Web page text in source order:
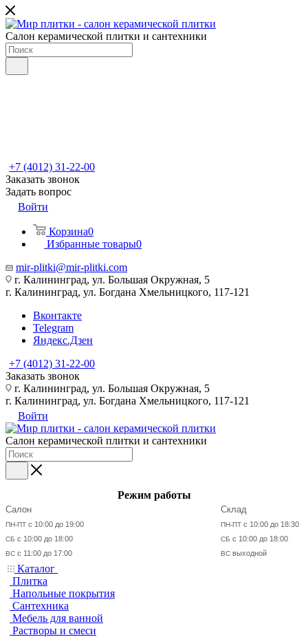
Салон керамической плитки и сантехники
+7 (4012) 31-22-00
Заказать звонок
Задать вопрос
Войти
Корзина0
Избранные товары0
mir-plitki@mir-plitki.com
г. Калининград, ул. Большая Окружная, 5
г. Калининград, ул. Богдана Хмельницкого, 117-121
Вконтакте
Telegram
Яндекс.Дзен
+7 (4012) 31-22-00
Заказать звонок
г. Калининград, ул. Большая Окружная, 5
г. Калининград, ул. Богдана Хмельницкого, 117-121
Войти
Салон керамической плитки и сантехники
Режим работы
Салон
ПН-ПТ с 10:00 до 19:00
СБ с 10:00 до 18:00
ВС с 11:00 до 17:00
Склад
ПН-ПТ с 10:00 до 18:30
СБ с 10:00 до 18:00
ВС выходной
Каталог
Плитка
Напольные покрытия
Сантехника
Мебель для ванной
Растворы и смеси